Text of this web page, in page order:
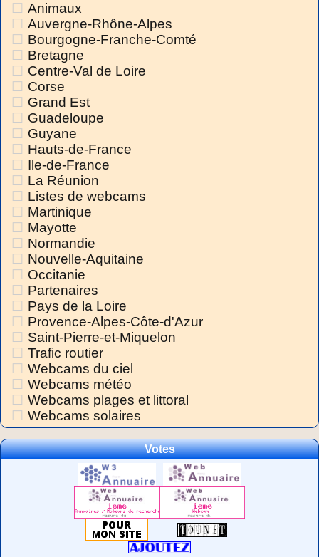
Animaux
Auvergne-Rhône-Alpes
Bourgogne-Franche-Comté
Bretagne
Centre-Val de Loire
Corse
Grand Est
Guadeloupe
Guyane
Hauts-de-France
Ile-de-France
La Réunion
Listes de webcams
Martinique
Mayotte
Normandie
Nouvelle-Aquitaine
Occitanie
Partenaires
Pays de la Loire
Provence-Alpes-Côte-d'Azur
Saint-Pierre-et-Miquelon
Trafic routier
Webcams du ciel
Webcams météo
Webcams plages et littoral
Webcams solaires
Votes